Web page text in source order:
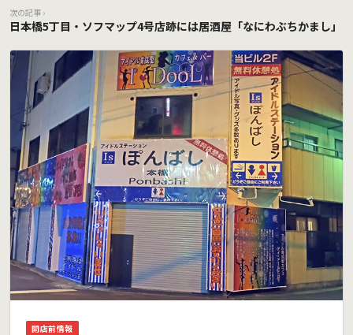
次の記事 ›
日本橋5丁目・ソフマップ4号店跡には居酒屋「なにわぶちかまし」
開店前情報